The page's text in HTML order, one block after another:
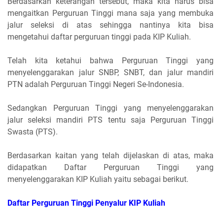
mengaitkan Perguruan Tinggi mana saja yang membuka
jalur seleksi di atas sehingga nantinya kita bisa
mengetahui daftar perguruan tinggi pada KIP Kuliah.
Telah kita ketahui bahwa Perguruan Tinggi yang
menyelenggarakan jalur SNBP, SNBT, dan jalur mandiri
PTN adalah Perguruan Tinggi Negeri Se-Indonesia.
Sedangkan Perguruan Tinggi yang menyelenggarakan
jalur seleksi mandiri PTS tentu saja Perguruan Tinggi
Swasta (PTS).
Berdasarkan kaitan yang telah dijelaskan di atas, maka
didapatkan Daftar Perguruan Tinggi yang
menyelenggarakan KIP Kuliah yaitu sebagai berikut.
Daftar Perguruan Tinggi Penyalur KIP Kuliah